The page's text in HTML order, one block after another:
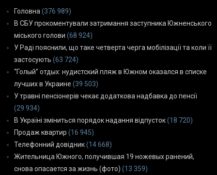
Головна (376 989)
В СБУ прокоментували затримання заступника Южненського
міського голови (68 924)
У Раді пояснили, що таке четверта черга мобілізації та коли її
застосують (63 724)
“Голый” отдых: нудистский пляж в Южном оказался в списке
лучших в Украине (39 503)
У травні пенсіонерів чекає додаткова надбавка до пенсії
(29 934)
В Україні зміниться порядок надання відпусток(18 720)
Продаж квартир (16 945)
Телефонний довідник(14 668)
Жительница Южного, получившая 19 ножевых ранений,
снова опасается за жизнь (фото) (13 359)